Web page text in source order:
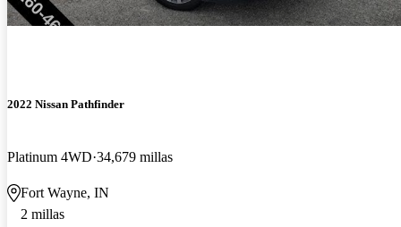
2022 Nissan Pathfinder
Platinum 4WD 34,679 millas
Fort Wayne, IN
2 millas